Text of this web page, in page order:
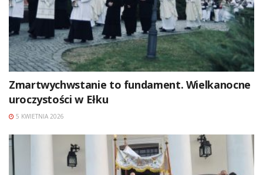
Zmartwychwstanie to fundament. Wielkanocne
uroczystości w Ełku
5 KWIETNIA 2026